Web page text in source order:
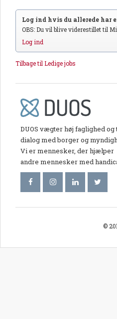
Log ind hvis du allerede har
OBS: Du vil blive viderestillet til
Log ind
Tilbage til Ledige jobs
DUOS vægter høj faglighed
dialog med borger og
Vi er mennesker, der hjælper
andre mennesker med
©